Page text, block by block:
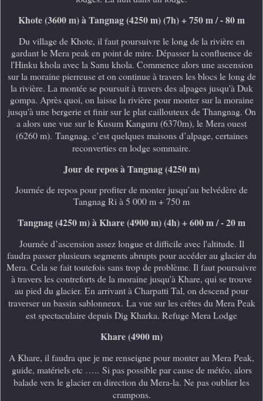
Khote (3600 m) à Tangnag (4250 m) (7h) + 750 m / - 80 m
Du village de Khote, il faut poursuivre le long de la rivière en
gardant le Mera peak en point de mire. Dépasser la confluence de
l'Hinku khola avec la Sanu khola. Commence alors une ascension
sur la moraine pierreuse et on continue à travers les blocs le long de
la rivière. La montée se poursuit à travers des alpages jusqu'à Duk
gompa. Après quoi, on laisse la rivière pour monter sur la moraine
jusqu'à une bergerie et finir sur le plat caillouteux de Thangnag. On
a alors une vue sur le Kusum Kanguru (6370m), le Mera ouest
(6260 m). Tangnag, c’est quelques maisons d’alpage, certaines
reconverties en lodge sommaire.
Jour de repos à Tangnag (4250 m)
Journée de repos pour profiter de monter jusqu’au belvédère de
Tangnag Ri à 5 000 m + 750 m
Tangnag (4250 m) à Khare (4900 m) (4h) + 600 m / - 20 m
Journée d’ascension assez longue et difficile avec l'altitude. Il
faudra passer plusieurs segments abrupts pour accéder au glacier du
Mera. Cela se fait toutefois sans trop de problème. Il faut poursuivre
à travers les contreforts de la moraine jusqu'à Khare, qui se trouve
au pied du glacier. En arrivant à Charpatti Tal, on descend pour
traverser un bassin sablonneux. La vue sur les crêtes du Mera Peak
est spectaculaire depuis Dig Kharka. Refuge Mera Lodge
Khare (4900 m)
A Khare, il faudra que je me renseigne pour monter au Mera Peak,
guide, matériels etc ….. Si pas possible par cause de météo, alors
balade vers le glacier en direction du Mera-la. Ne pas oublier les
crampons.